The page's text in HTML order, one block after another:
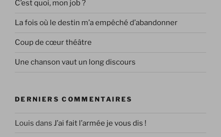
C’est quoi, mon job ?
La fois où le destin m’a empêché d’abandonner
Coup de cœur théâtre
Une chanson vaut un long discours
DERNIERS COMMENTAIRES
Louis dans J’ai fait l’armée je vous dis !